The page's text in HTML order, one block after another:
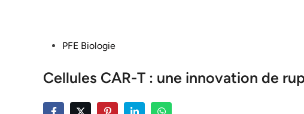
PostedPFE Biologie
Cellules CAR-T : une innovation de